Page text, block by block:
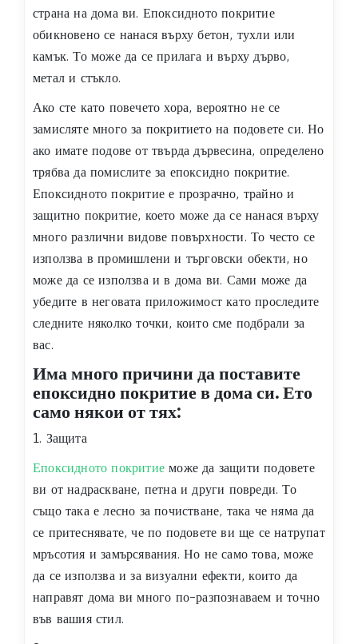
страна на дома ви. Епоксидното покритие
обикновено се нанася върху бетон, тухли или
камък. То може да се прилага и върху дърво,
метал и стъкло.
Ако сте като повечето хора, вероятно не се
замисляте много за покритието на подовете си. Но
ако имате подове от твърда дървесина, определено
трябва да помислите за епоксидно покритие.
Епоксидното покритие е прозрачно, трайно и
защитно покритие, което може да се нанася върху
много различни видове повърхности. То често се
използва в промишлени и търговски обекти, но
може да се използва и в дома ви. Сами може да
убедите в неговата приложимост като проследите
следните няколко точки, които сме подбрали за
вас.
Има много причини да поставите
епоксидно покритие в дома си. Ето
само някои от тях:
1. Защита
Епоксидното покритие може да защити подовете
ви от надраскване, петна и други повреди. То
също така е лесно за почистване, така че няма да
се притеснявате, че по подовете ви ще се натрупат
мръсотия и замърсявания. Но не само това, може
да се използва и за визуални ефекти, които да
направят дома ви много по-разпознаваем и точно
във вашия стил.